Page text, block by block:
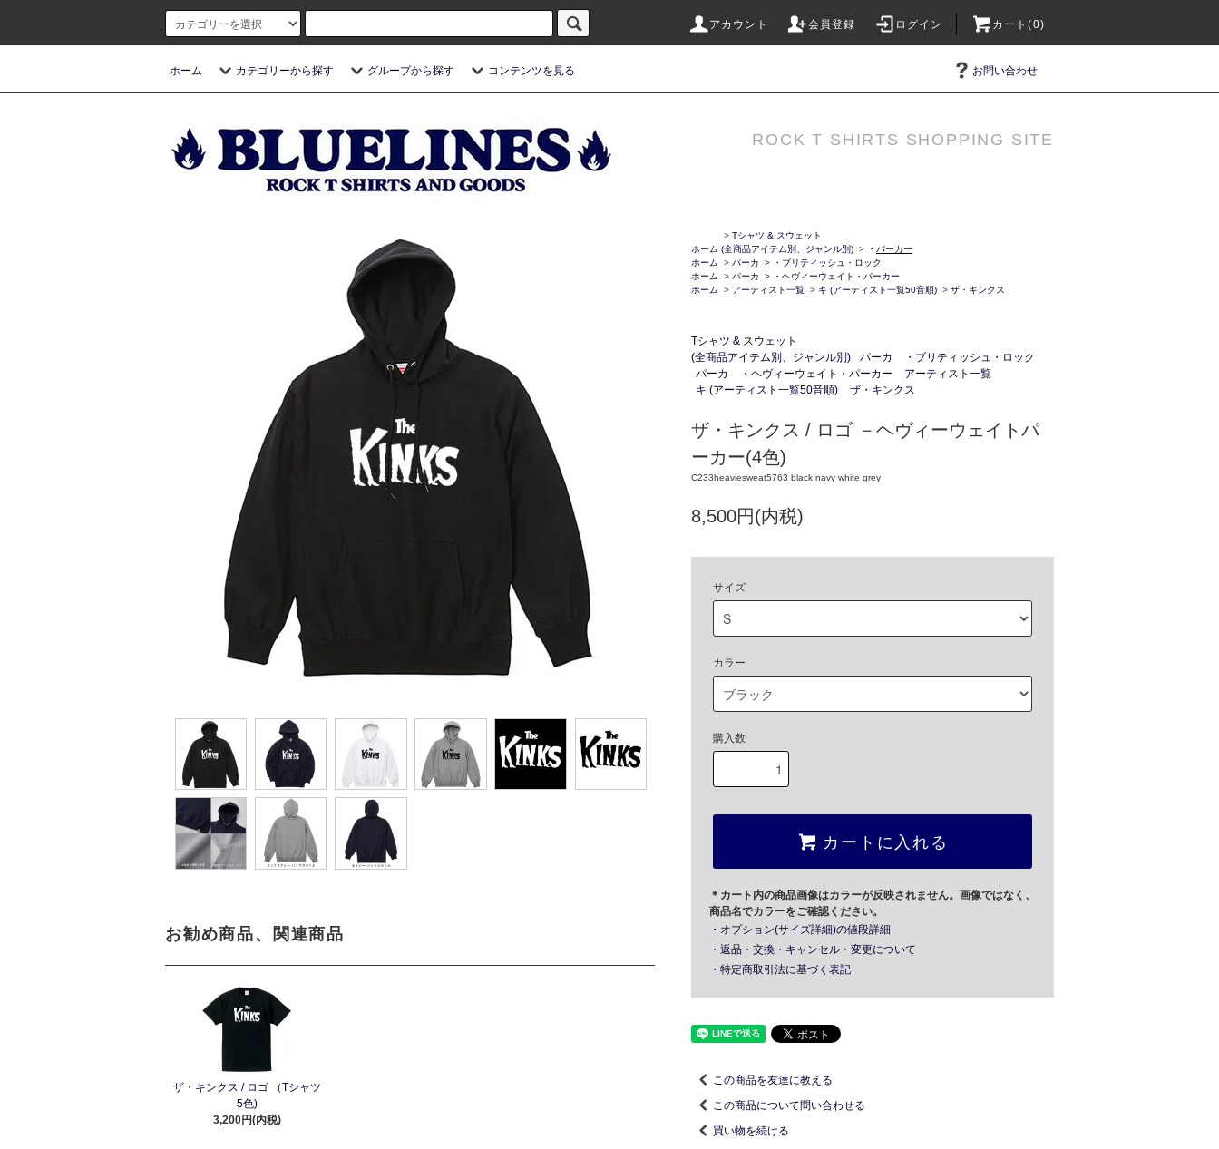
アカウント 会員登録 ログイン カート(0)
ホーム カテゴリーから探す グループから探す コンテンツを見る お問い合わせ
ROCK T SHIRTS SHOPPING SITE
お勧め商品、関連商品
ザ・キンクス / ロゴ （Tシャツ
5色)
3,200円(内税)
ホーム
> Tシャツ & スウェット
(全商品アイテム別、ジャンル別) > ・ パーカー
ホーム
> パーカ >
・ブリティッシュ・ロック
ホーム
> パーカ >
・ヘヴィーウェイト・パーカー
ホーム
> アーティスト一覧 > キ (アーティスト一覧50音順) > ザ・キンクス
Tシャツ & スウェット
(全商品アイテム別、ジャンル別)
パーカ
・ブリティッシュ・ロック
パーカ
・ヘヴィーウェイト・パーカー
アーティスト一覧
キ (アーティスト一覧50音順)
ザ・キンクス
ザ・キンクス / ロゴ －ヘヴィーウェイトパ
ーカー(4色)
C233heaviesweat5763 black navy white grey
8,500円(内税)
サイズ
カラー
購入数
カートに入れる
＊カート内の商品画像はカラーが反映されません。画像ではなく、
商品名でカラーをご確認ください。
・オプション(サイズ詳細)の値段詳細
・返品・交換・キャンセル・変更について
・特定商取引法に基づく表記
この商品を友達に教える
この商品について問い合わせる
買い物を続ける